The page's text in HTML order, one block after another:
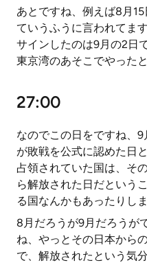
あとですね、例えば8月
ていうふうに言われてま
サインしたのは9月の2日
東京湾のあそこでやった
27:00
なのでこの日をですね、
が敗戦を公式に認めた日
占領されていた国は、そ
ら解放された日だという
る国なんかもあったりしま
8月だろうが9月だろうが
ね、やっとその日本から
で、解放されたという気